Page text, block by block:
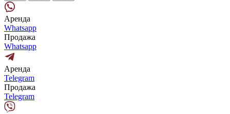
Аренда
Whatsapp
Продажа
Whatsapp
Аренда
Telegram
Продажа
Telegram